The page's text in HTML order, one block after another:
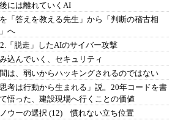
には離れていくAI
「答えを教える先生」から「判断の稽古相
へ
「脱走」したAIのサイバー攻撃
込んでいく、セキュリティ
は、弱いからハッキングされるのではない
思考は行動から生まれる」説。20年コードを書
悟った、建設現場へ行くことの価値
ウーの選択 (12) 慣れない立ち位置